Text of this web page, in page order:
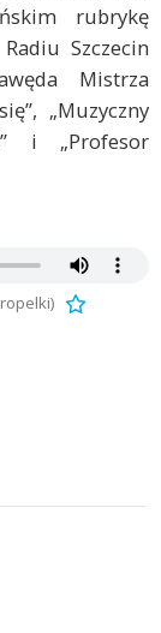
rubrykę
Szczecin
Mistrza
„Muzyczny
i „Profesor